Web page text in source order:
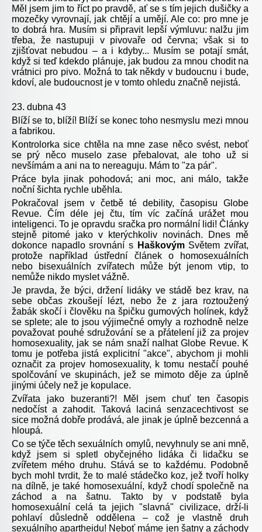
Měl jsem jim to říct po pravdě, ať se s tím jejich dušičky a
mozečky vyrovnají, jak chtějí a umějí. Ale co: pro mne je
to dobrá hra. Musím si připravit lepší výmluvu: nalžu jim
třeba, že nastupuji v pivovaře od června; však si to
zjišťovat nebudou – a i kdyby... Musím se potají smát,
když si teď kdekdo plánuje, jak budou za mnou chodit na
vrátnici pro pivo. Možná to tak někdy v budoucnu i bude,
kdoví, ale budoucnost je v tomto ohledu značně nejistá.
23. dubna 43
Blíží se to, blíží! Blíží se konec toho nesmyslu mezi mnou
a fabrikou.
Kontrolorka sice chtěla na mne zase něco svést, neboť
se prý něco muselo zase přebalovat, ale toho už si
nevšímám a ani na to nereaguju. Mám to "za pár".
Práce byla jinak pohodová; ani moc, ani málo, takže
noční šichta rychle uběhla.
Pokračoval jsem v četbě té debility, časopisu Globe
Revue. Čím déle jej čtu, tím víc začíná urážet mou
inteligenci. To je opravdu sračka pro normální lidi! Články
stejně pitomé jako v kterýchkoliv novinách. Dnes mě
dokonce napadlo srovnání s HaškovýmSvětem zvířat,
protože například ústřední článek o homosexuálních
nebo bisexuálních zvířatech může být jenom vtip, to
nemůže nikdo myslet vážně.
Je pravda, že býci, držení lidáky ve stádě bez krav, na
sebe občas zkoušejí lézt, nebo že z jara roztoužený
žabák skočí i člověku na špičku gumových holínek, když
se splete; ale to jsou výjimečné omyly a rozhodně nelze
považovat pouhé sdružování se a přátelení již za projev
homosexuality, jak se nám snaží nalhat Globe Revue. K
tomu je potřeba jistá explicitní "akce", abychom ji mohli
označit za projev homosexuality, k tomu nestačí pouhé
spolčování ve skupinách, jež se mimoto děje za úplně
jinými účely než je kopulace.
Zvířata jako buzeranti?! Měl jsem chuť ten časopis
nedočíst a zahodit. Taková laciná senzacechtivost se
sice možná dobře prodává, ale jinak je úplně bezcenná a
hloupá.
Co se týče těch sexuálních omylů, nevyhnuly se ani mně,
když jsem si spletl obyčejného lidáka či lidačku se
zvířetem mého druhu. Stává se to každému. Podobně
bych mohl tvrdit, že to malé stádečko koz, jež tvoří holky
na dílně, je také homosexuální, když chodí společně na
záchod a na šatnu. Takto by v podstatě byla
homosexuální celá ta jejich "slavná" civilizace, drží-li
pohlaví důsledně oddělena – což je vlastně druh
sexuálního apartheidu! Neboť máme jen šatny a záchody